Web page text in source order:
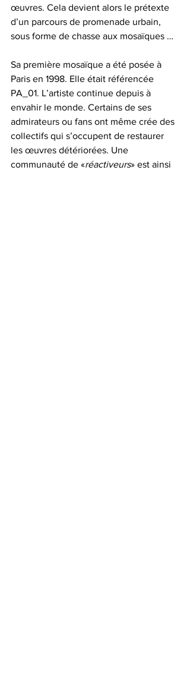
œuvres. Cela devient alors le prétexte
d’un parcours de promenade urbain,
sous forme de chasse aux mosaïques …
Sa première mosaïque a été posée à
Paris en 1998. Elle était référencée
PA_01. L’artiste continue depuis à
envahir le monde. Certains de ses
admirateurs ou fans ont même crée des
collectifs qui s’occupent de restaurer
les œuvres détériorées. Une
communauté de «réactiveurs» est ainsi